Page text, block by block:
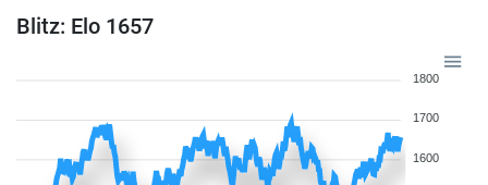
Blitz: Elo 1657
1800
1700
1600